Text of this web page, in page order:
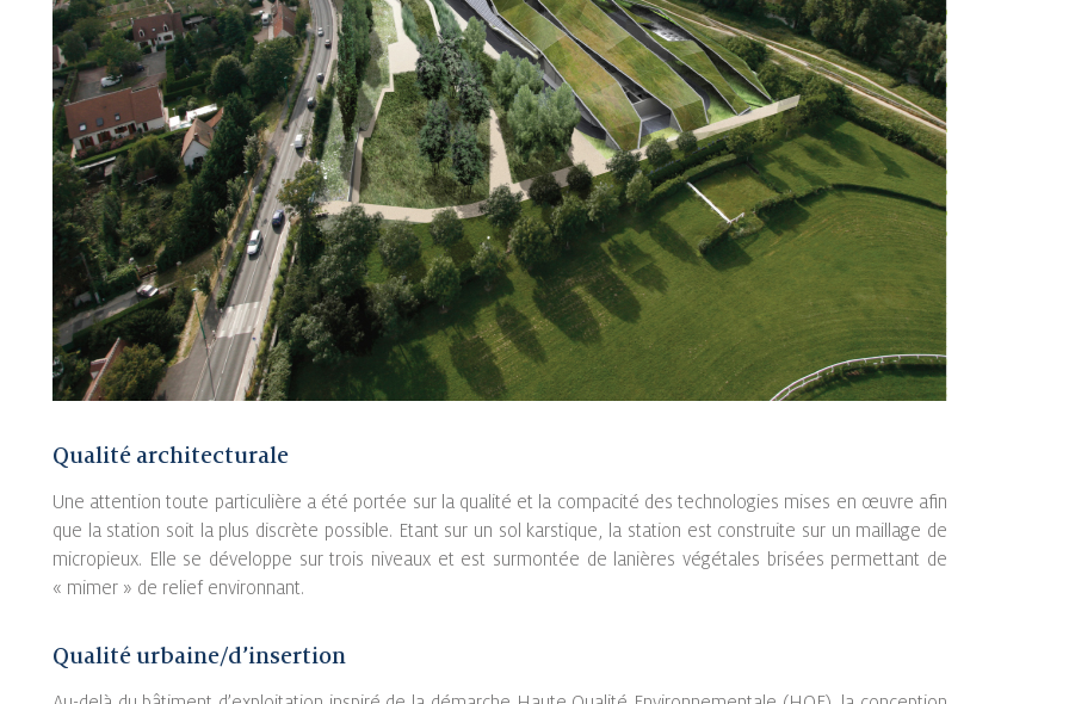
Qualité architecturale
Une attention toute particulière a été portée sur la qualité et la compacité des technologies mises en œuvre afin
que la station soit la plus discrète possible. Etant sur un sol karstique, la station est construite sur un maillage de
micropieux. Elle se développe sur trois niveaux et est surmontée de lanières végétales brisées permettant de
« mimer » de relief environnant.
Qualité urbaine/d’insertion